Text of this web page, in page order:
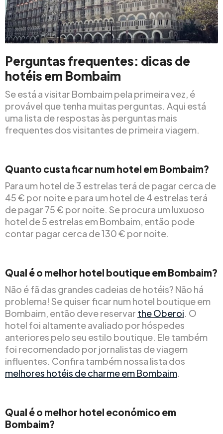
Perguntas frequentes: dicas de
hotéis em Bombaim
Se está a visitar Bombaim pela primeira vez, é
provável que tenha muitas perguntas. Aqui está
uma lista de respostas às perguntas mais
frequentes dos visitantes de primeira viagem.
Quanto custa ficar num hotel em Bombaim?
Para um hotel de 3 estrelas terá de pagar cerca de
45 € por noite e para um hotel de 4 estrelas terá
de pagar 75 € por noite. Se procura um luxuoso
hotel de 5 estrelas em Bombaim, então pode
contar pagar cerca de 130 € por noite.
Qual é o melhor hotel boutique em Bombaim?
Não é fã das grandes cadeias de hotéis? Não há
problema! Se quiser ficar num hotel boutique em
Bombaim, então deve reservar the Oberoi. O
hotel foi altamente avaliado por hóspedes
anteriores pelo seu estilo boutique. Ele também
foi recomendado por jornalistas de viagem
influentes. Confira também nossa lista dos
melhores hotéis de charme em Bombaim.
Qual é o melhor hotel económico em
Bombaim?